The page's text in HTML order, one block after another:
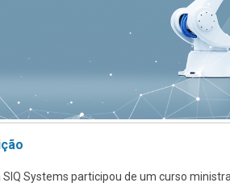
Systems participou de um curso